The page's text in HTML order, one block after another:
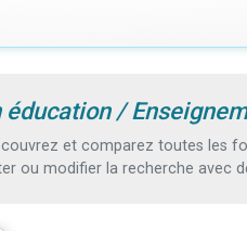
/
et comparez toutes les
ou modifier la recherche avec